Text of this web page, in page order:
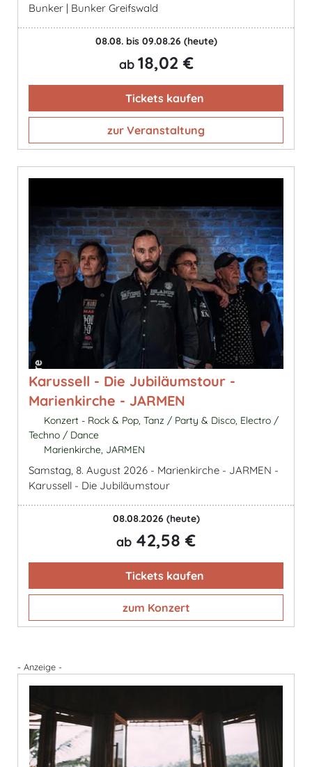
Bunker | Bunker Greifswald
08.08. bis 09.08.26 (heute)
ab 18,02 €
Tickets kaufen
zur Veranstaltung
Karussell - Die Jubiläumstour -
Marienkirche - JARMEN
Konzert - Rock & Pop, Tanz / Party & Disco, Electro /
Techno / Dance
Marienkirche, JARMEN
Samstag, 8. August 2026 - Marienkirche - JARMEN -
Karussell - Die Jubiläumstour
08.08.2026 (heute)
ab 42,58 €
Tickets kaufen
zum Konzert
- Anzeige -